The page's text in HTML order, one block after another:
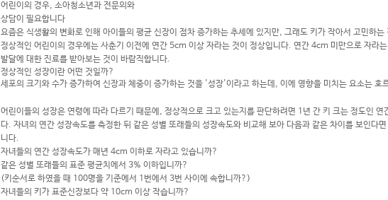
어린이의 경우, 소아청소년과 전문의와
상담이 필요합니다
요즘은 식생활의 변화로 인해 아이들의 평균 신장이 점차 증가하는 추세에 있지만, 그래도 키가 작아서 고민하는
정상적인 어린이의 경우에는 사춘기 이전에 연간 5cm 이상 자라는 것이 정상입니다. 연간 4cm 미만으로 자라
발달에 대한 진료를 받아보는 것이 바람직합니다.
정상적인 성장이란 어떤 것일까?
세포의 크기와 수가 증가하여 신장과 체중이 증가하는 것을 '성장'이라고 하는데, 이에 영향을 미치는 요소는 호
어린이들의 성장은 연령에 따라 다르기 때문에, 정상적으로 크고 있는지를 판단하려면 1년 간 키 크는 정도인 연
다. 자녀의 연간 성장속도를 측정한 뒤 같은 성별 또래들의 성장속도와 비교해 보아 다음과 같은 차이를 보인다
니다.
자녀들의 연간 성장속도가 매년 4cm 이하로 자라고 있습니까?
같은 성별 또래들의 표준 평균치에서 3% 이하입니까?
(키순서로 하였을 때 100명을 기준에서 1번에서 3번 사이에 속합니까?)
자녀들의 키가 표준신장보다 약 10cm 이상 작습니까?